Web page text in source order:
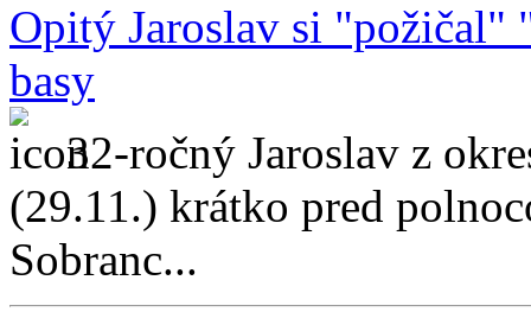
Opitý Jaroslav si "požičal"
basy
32-ročný Jaroslav z
(29.11.) krátko pred
Sobranc...